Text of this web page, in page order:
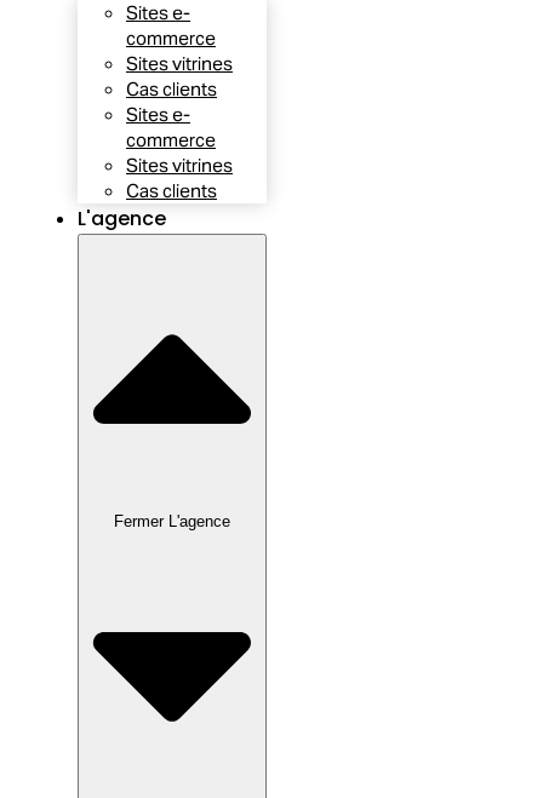
Sites e-
commerce
Sites vitrines
Cas clients
Sites e-
commerce
Sites vitrines
Cas clients
L'agence
Fermer L'agence